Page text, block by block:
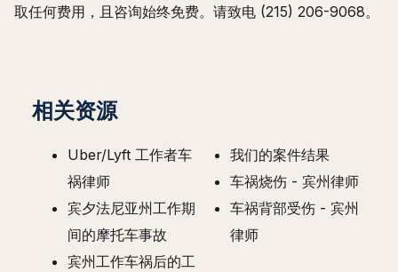
取任何费用，且咨询始终免费。请致电 (215) 206-9068。
相关资源
Uber/Lyft 工作者车
祸律师
宾夕法尼亚州工作期
间的摩托车事故
宾州工作车祸后的工
我们的案件结果
车祸烧伤 - 宾州律师
车祸背部受伤 - 宾州
律师